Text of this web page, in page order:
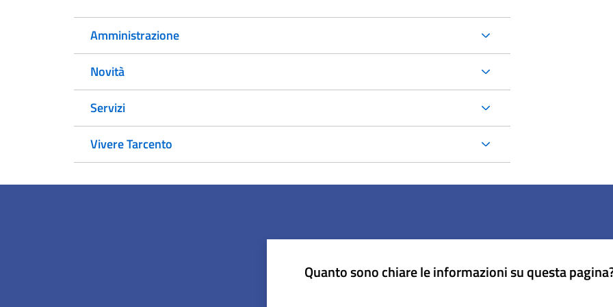
Amministrazione
Novità
Servizi
Vivere Tarcento
Quanto sono chiare le informazioni su questa